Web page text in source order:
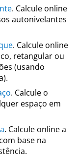
. Calcule online
autonivelantes
. Calcule online
retangular ou
(usando
. Calcule o
espaço em
. Calcule online a
base na